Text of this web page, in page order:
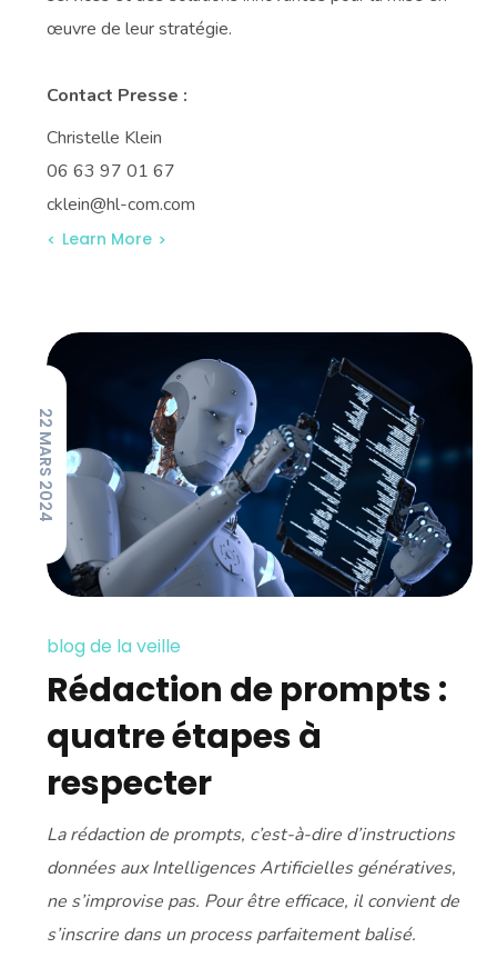
œuvre de leur stratégie.
Contact Presse :
Christelle Klein
06 63 97 01 67
cklein@hl-com.com
Learn More
22 MARS 2024
blog de la veille
Rédaction de prompts :
quatre étapes à
respecter
La rédaction de prompts, c’est-à-dire d’instructions
données aux Intelligences Artificielles génératives,
ne s’improvise pas. Pour être efficace, il convient de
s’inscrire dans un process parfaitement balisé.